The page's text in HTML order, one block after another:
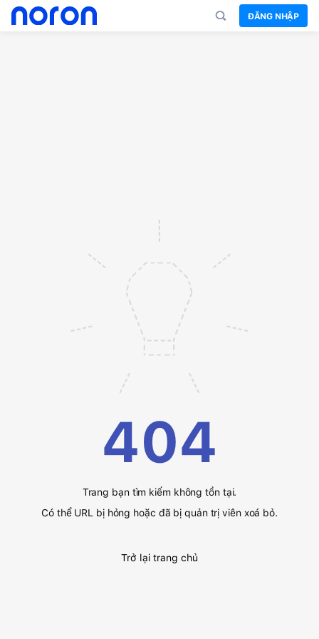
ĐĂNG NHẬP
404
Trang bạn tìm kiếm không tồn tại.
Có thể URL bị hỏng hoặc đã bị quản trị viên xoá bỏ.
Trở lại trang chủ